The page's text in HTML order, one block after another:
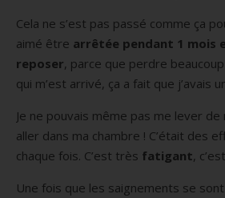
Cela ne s’est pas passé comme ça
aimé être arrêtée pendant 1 mois
reposer, parce que perdre
qui m’est arrivé, ça a fait que j’avais
Je ne pouvais même pas me lever de
aller dans ma chambre ! C’était des
chaque fois. C’est très fatigant,
Une fois que les saignements se